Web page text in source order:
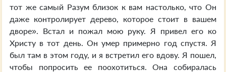
тот же самый Разум близок к вам настолько, что Он
даже контролирует дерево, которое стоит в вашем
дворе». Встал и пожал мою руку. Я привел его ко
Христу в тот день. Он умер примерно год спустя. Я
был там в этом году, и я встретил его вдову. Я пошел,
чтобы попросить ее поохотиться. Она собиралась